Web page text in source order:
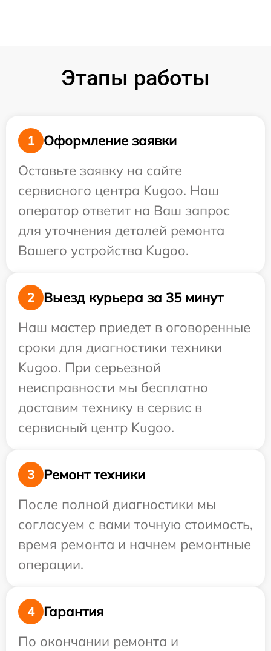
Этапы работы
1
Оформление заявки
Оставьте заявку на сайте
сервисного центра Kugoo. Наш
оператор ответит на Ваш запрос
для уточнения деталей ремонта
Вашего устройства Kugoo.
2
Выезд курьера за 35 минут
Наш мастер приедет в оговоренные
сроки для диагностики техники
Kugoo. При серьезной
неисправности мы бесплатно
доставим технику в сервис в
сервисный центр Kugoo.
3
Ремонт техники
После полной диагностики мы
согласуем с вами точную стоимость,
время ремонта и начнем ремонтные
операции.
4
Гарантия
По окончании ремонта и